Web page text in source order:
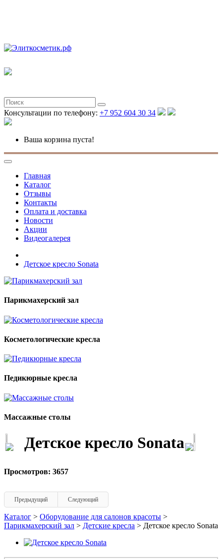
Консультации по телефону: +7 952 604 30 34
Ваша корзина пуста!
Главная
Каталог
Отзывы
Контакты
Оплата и доставка
Новости
Акции
Видеогалерея
Детское кресло Sonata
Парикмахерский зал
Косметологические кресла
Педикюрные кресла
Массажные столы
Детское кресло Sonata
Просмотров: 3657
Предыдущий Следующий
Каталог > Оборудование для салонов красоты >
Парикмахерский зал > Детские кресла > Детское кресло Sonata